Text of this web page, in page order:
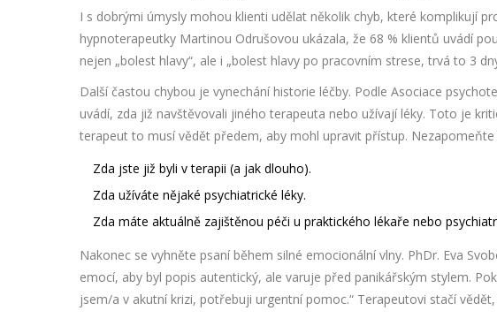
I s dobrými úmysly mohou klienti udělat několik chyb, které komplikují
hypnoterapeutky Martinou Odrušovou ukázala, že 68 % klientů uvádí
nejen „bolest hlavy“, ale i „bolest hlavy po pracovním strese, trvá to 3
Další častou chybou je vynechání historie léčby. Podle Asociace
uvádí, zda již navštěvovali jiného terapeuta nebo užívají léky. Toto je
terapeut to musí vědět předem, aby mohl upravit přístup. Nezapomeňte
Zda jste již byli v terapii (a jak dlouho).
Zda užíváte nějaké psychiatrické léky.
Zda máte aktuálně zajištěnou péči u praktického lékaře nebo
Nakonec se vyhněte psaní během silné emocionální vlny. PhDr. Eva
emocí, aby byl popis autentický, ale varuje před panikářským stylem.
jsem/a v akutní krizi, potřebuji urgentní pomoc.“ Terapeutovi stačí